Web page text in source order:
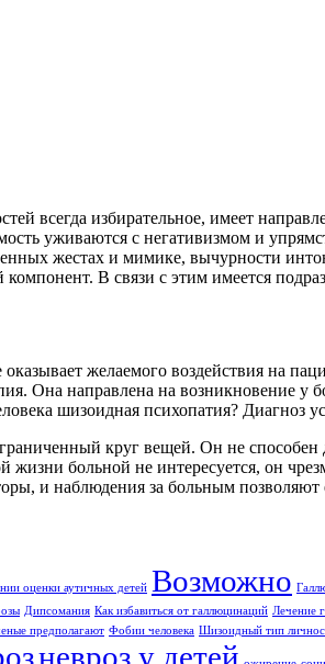
всегда избирательное, имеет
уживаются с негативизмом и
жестах и мимике, вычурности
В связи с этим имеется
желаемого воздействия на
Она направлена на возникновение
шизоидная психопатия? Диагноз
круг вещей. Он не
жизни больной не интересуется, он
и наблюдения за больным
оценки аутичных детей Возможно
Дипсомания Как избавиться от галлюцинаций Лечение
предполагают Фобии человека Шизоидный тип
невроз у детей